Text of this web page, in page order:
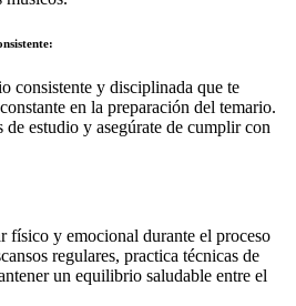
consistente y disciplinada que te
en la preparación del temario.
de estudio y asegúrate de cumplir con
físico y emocional durante el proceso
regulares, practica técnicas de
un equilibrio saludable entre el